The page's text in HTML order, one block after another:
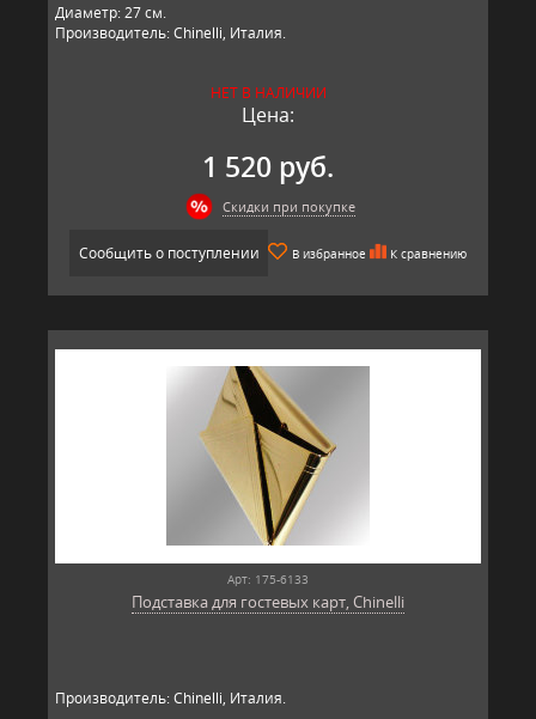
Диаметр: 27 см.
Производитель: Chinelli, Италия.
НЕТ В НАЛИЧИИ
Цена:
1 520 руб.
Скидки при покупке
Сообщить о поступлении В избранное К сравнению
Арт: 175-6133
Подставка для гостевых карт, Chinelli
Производитель: Chinelli, Италия.